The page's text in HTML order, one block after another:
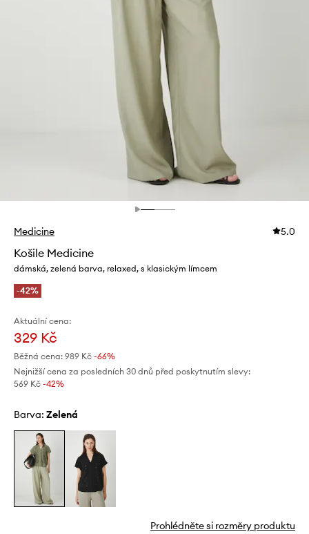
Medicine 5.0
Košile Medicine
dámská, zelená barva, relaxed, s klasickým límcem
-42%
Aktuální cena:
329 Kč
Běžná cena: 989 Kč -66%
Nejnižší cena za posledních 30 dnů před poskytnutím slevy:
569 Kč -42%
Barva: zelená
Prohlédněte si rozměry produktu